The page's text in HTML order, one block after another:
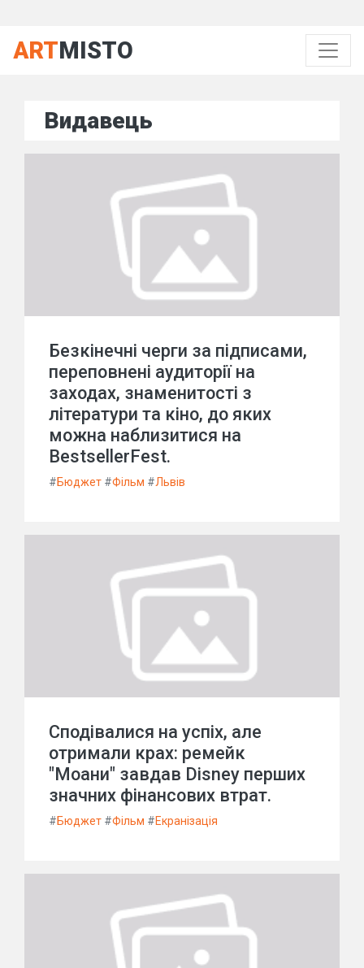
ARTMISTO
Видавець
Безкінечні черги за підписами,
переповнені аудиторії на
заходах, знаменитості з
літератури та кіно, до яких
можна наблизитися на
BestsellerFest.
#Бюджет #Фільм #Львів
Сподівалися на успіх, але
отримали крах: ремейк
"Моани" завдав Disney перших
значних фінансових втрат.
#Бюджет #Фільм #Екранізація